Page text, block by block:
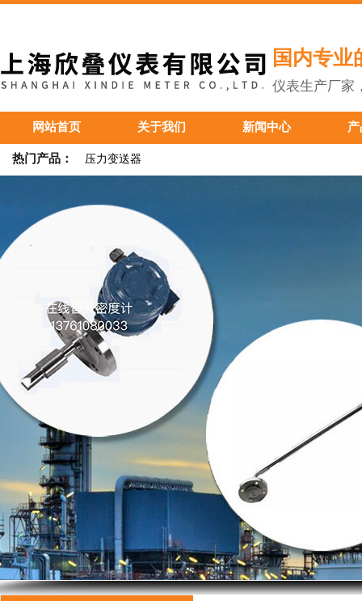
国内专业
仪表生产厂家
网站首页 关于我们 新闻中心
热门产品： 压力变送器